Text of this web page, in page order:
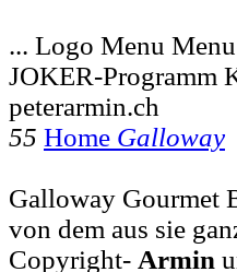
... Logo Menu
JOKER-Programm
peterarmin.ch
55 Home Galloway
Galloway Gourmet
von dem aus sie
Copyright- Armin